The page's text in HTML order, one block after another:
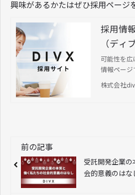
興味があるかたはぜひ採用ページ
採用情
（ディ
可能性を広
情報ページ
株式会社
前の記事
受託開発企業
会的意義のはな